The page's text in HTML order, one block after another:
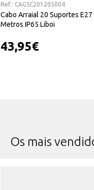
Ref.: CAGSC201205004
Cabo Arraial 20 Suportes E27
Metros IP65 Liboi
43,95€
Os mais